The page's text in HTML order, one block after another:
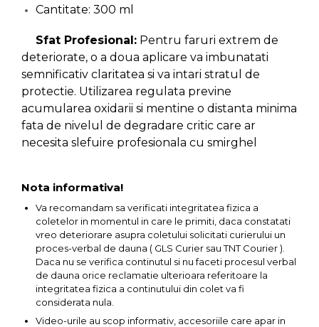
Cantitate: 300 ml
Sfat Profesional: Pentru faruri extrem de
deteriorate, o a doua aplicare va imbunatati
semnificativ claritatea si va intari stratul de
protectie. Utilizarea regulata previne
acumularea oxidarii si mentine o distanta minima
fata de nivelul de degradare critic care ar
necesita slefuire profesionala cu smirghel
Nota informativa!
Va recomandam sa verificati integritatea fizica a
coletelor in momentul in care le primiti, daca constatati
vreo deteriorare asupra coletului solicitati curierului un
proces-verbal de dauna ( GLS Curier sau TNT Courier ).
Daca nu se verifica continutul si nu faceti procesul verbal
de dauna orice reclamatie ulterioara referitoare la
integritatea fizica a continutului din colet va fi
considerata nula.
Video-urile au scop informativ, accesoriile care apar in